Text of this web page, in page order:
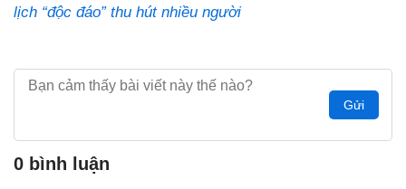
lịch “độc đáo” thu hút nhiều người
Gửi
0 bình luận